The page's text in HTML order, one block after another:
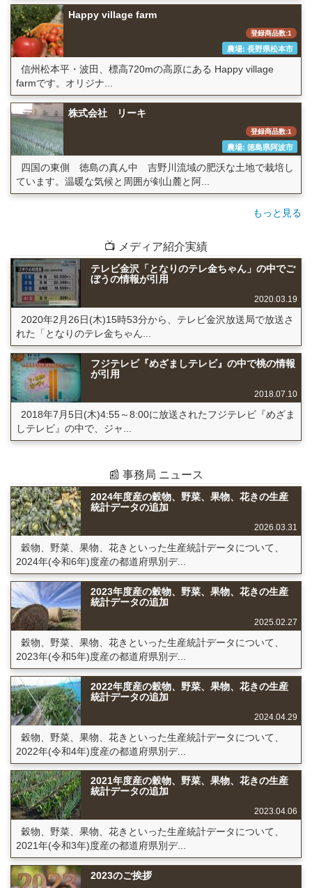
Happy village farm
登録商品数:1
農場: 長野県松本市
信州松本平・波田、標高720mの高原にある Happy village
farmです。オリジナ...
株式会社 リーキ
登録商品数:1
農場: 徳島県阿波市
四国の東側 徳島の真ん中 吉野川流域の肥沃な土地で栽培し
ています。温暖な気候と周囲が剣山麓と阿...
もっと見る
📺 メディア紹介実績
テレビ金沢「となりのテレ金ちゃん」の中でご
ぼうの情報が引用
2020.03.19
2020年2月26日(木)15時53分から、テレビ金沢放送局で放送さ
れた「となりのテレ金ちゃん...
フジテレビ『めざましテレビ』の中で桃の情報
が引用
2018.07.10
2018年7月5日(木)4:55～8:00に放送されたフジテレビ『めざま
しテレビ』の中で、ジャ...
📰 事務局 ニュース
2024年度産の穀物、野菜、果物、花きの生産
統計データの追加
2026.03.31
穀物、野菜、果物、花きといった生産統計データについて、
2024年(令和6年)度産の都道府県別デ...
2023年度産の穀物、野菜、果物、花きの生産
統計データの追加
2025.02.27
穀物、野菜、果物、花きといった生産統計データについて、
2023年(令和5年)度産の都道府県別デ...
2022年度産の穀物、野菜、果物、花きの生産
統計データの追加
2024.04.29
穀物、野菜、果物、花きといった生産統計データについて、
2022年(令和4年)度産の都道府県別デ...
2021年度産の穀物、野菜、果物、花きの生産
統計データの追加
2023.04.06
穀物、野菜、果物、花きといった生産統計データについて、
2021年(令和3年)度産の都道府県別デ...
2023のご挨拶